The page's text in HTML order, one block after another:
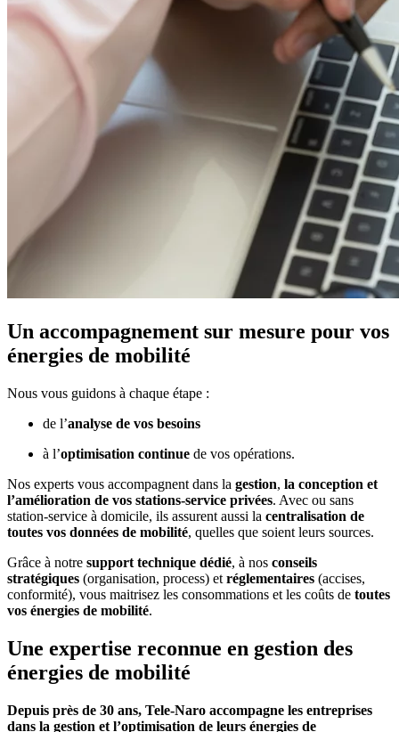
Un accompagnement sur mesure pour vos
énergies de mobilité
Nous vous guidons à chaque étape :
de l’analyse de vos besoins
à l’optimisation continue de vos opérations.
Nos experts vous accompagnent dans la gestion, la conception et
l’amélioration de vos stations-service privées. Avec ou sans
station-service à domicile, ils assurent aussi la centralisation de
toutes vos données de mobilité, quelles que soient leurs sources.
Grâce à notre support technique dédié, à nos conseils
stratégiques (organisation, process) et réglementaires (accises,
conformité), vous maitrisez les consommations et les coûts de toutes
vos énergies de mobilité.
Une expertise reconnue en gestion des
énergies de mobilité
Depuis près de 30 ans, Tele-Naro accompagne les entreprises
dans la gestion et l’optimisation de leurs énergies de